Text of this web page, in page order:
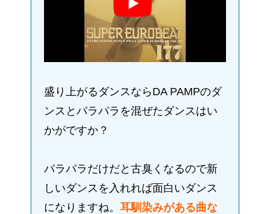
盛り上がるダンスならDA PAMPのダ
ンスとパラパラを混ぜたダンスはい
かがですか？
パラパラだけだと古臭くなるので新
しいダンスを入れれば面白いダンス
になりますね。 耳馴染みがある曲な